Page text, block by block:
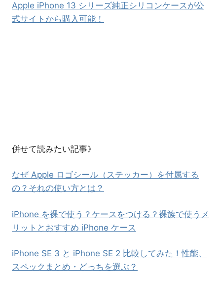
Apple iPhone 13 シリーズ純正シリコンケースが公
式サイトから購入可能！
併せて読みたい記事》
なぜ Apple ロゴシール（ステッカー）を付属する
の？それの使い方とは？
iPhone を裸で使う？ケースをつける？裸族で使うメ
リットとおすすめ iPhone ケース
iPhone SE 3 と iPhone SE 2 比較してみた！性能、
スペックまとめ・どっちを選ぶ？